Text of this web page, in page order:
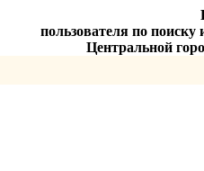
пользователя по
Центральной